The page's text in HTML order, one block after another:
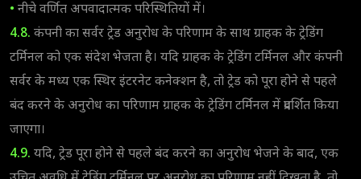
• नीचे वर्णित अपवादात्मक परिस्थितियों में।
4.8. कंपनी का सर्वर ट्रेड अनुरोध के परिणाम के साथ ग्राहक के ट्रेडिंग
टर्मिनल को एक संदेश भेजता है। यदि ग्राहक के ट्रेडिंग टर्मिनल और कंपनी
सर्वर के मध्य एक स्थिर इंटरनेट कनेक्शन है, तो ट्रेड को पूरा होने से पहले
बंद करने के अनुरोध का परिणाम ग्राहक के ट्रेडिंग टर्मिनल में प्रदर्शित किया
जाएगा।
4.9. यदि, ट्रेड पूरा होने से पहले बंद करने का अनुरोध भेजने के बाद, एक